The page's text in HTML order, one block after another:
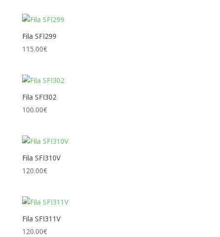
Fila SFI299
115.00€
Fila SFI302
100.00€
Fila SFI310V
120.00€
Fila SFI311V
120.00€